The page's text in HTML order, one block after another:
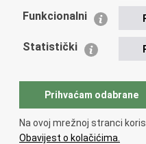
Funkcionalni
Statistički
Prihvaćam odabrane
Na ovoj mrežnoj stranci
Obavijest o kolačićima.